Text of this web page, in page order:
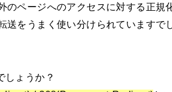
ページへのアクセスに対する正規
をうまく使い分けられていますで
しょうか？